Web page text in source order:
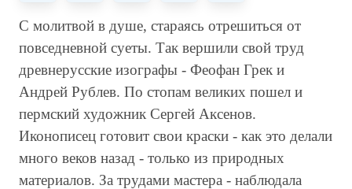
С молитвой в душе, стараясь отрешиться от
повседневной суеты. Так вершили свой труд
древнерусские изографы - Феофан Грек и
Андрей Рублев. По стопам великих пошел и
пермский художник Сергей Аксенов.
Иконописец готовит свои краски - как это делали
много веков назад - только из природных
материалов. За трудами мастера - наблюдала